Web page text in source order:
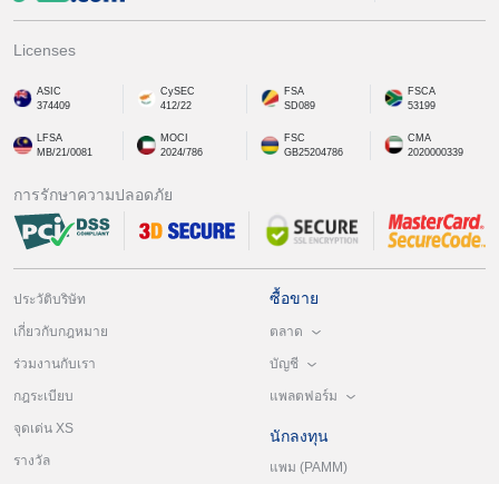
Licenses
ASIC
374409
CySEC
412/22
FSA
SD089
FSCA
53199
LFSA
MB/21/0081
MOCI
2024/786
FSC
GB25204786
CMA
2020000339
การรักษาความปลอดภัย
ประวัติบริษัท
เกี่ยวกับกฎหมาย
ร่วมงานกับเรา
กฎระเบียบ
จุดเด่น XS
รางวัล
ซื้อขาย
ตลาด
บัญชี
แพลตฟอร์ม
นักลงทุน
แพม (PAMM)